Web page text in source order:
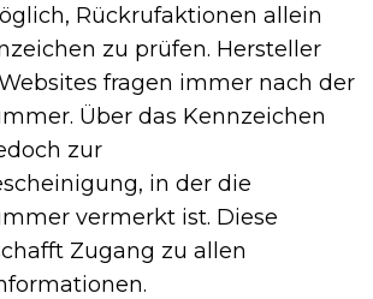
Rückrufaktionen allein
zu prüfen. Hersteller
fragen immer nach der
Über das Kennzeichen
zur
in der die
vermerkt ist. Diese
Zugang zu allen